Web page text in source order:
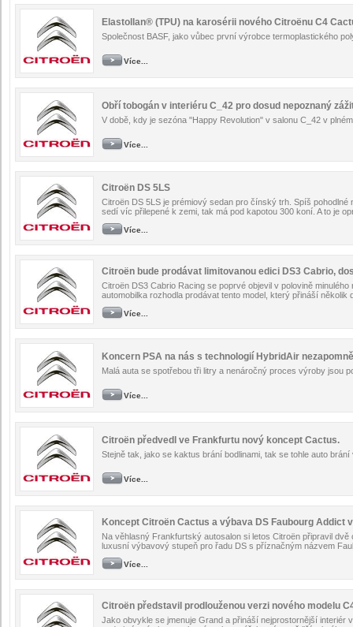
Elastollan® (TPU) na karosérii nového Citroënu C4
Společnost BASF, jako vůbec první výrobce termoplastického
Více...
Obří tobogán v interiéru C_42 pro dosud nepoznaný
V době, kdy je sezóna "Happy Revolution" v salonu C_42 v
Více...
Citroën DS 5LS
Citroën DS 5LS je prémiový sedan pro čínský trh. Spíš
sedí víc přilepené k zemi, tak má pod kapotou 300 koní. A to je
Více...
Citroën bude prodávat limitovanou edici DS3 Cabrio,
Citroën DS3 Cabrio Racing se poprvé objevil v polovině
automobilka rozhodla prodávat tento model, který přináší
Více...
Koncern PSA na nás s technologií HybridAir
Malá auta se spotřebou tři litry a nenáročný proces výroby jsou
Více...
Citroën předvedl ve Frankfurtu nový koncept Cactus.
Stejně tak, jako se kaktus brání bodlinami, tak se tohle auto
Více...
Koncept Citroën Cactus a výbava DS Faubourg Addict
Na věhlasný Frankfurtský autosalon si letos Citroën připravil
luxusní výbavový stupeň pro řadu DS s příznačným názvem
Více...
Citroën představil prodlouženou verzi nového modelu
Jako obvykle se jmenuje Grand a přináší nejprostornější